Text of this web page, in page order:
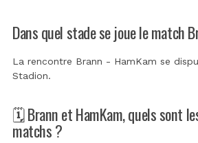
Dans quel stade se joue le match
La rencontre Brann - HamKam se
Stadion.
🗓️ Brann et HamKam, quels sont
matchs ?